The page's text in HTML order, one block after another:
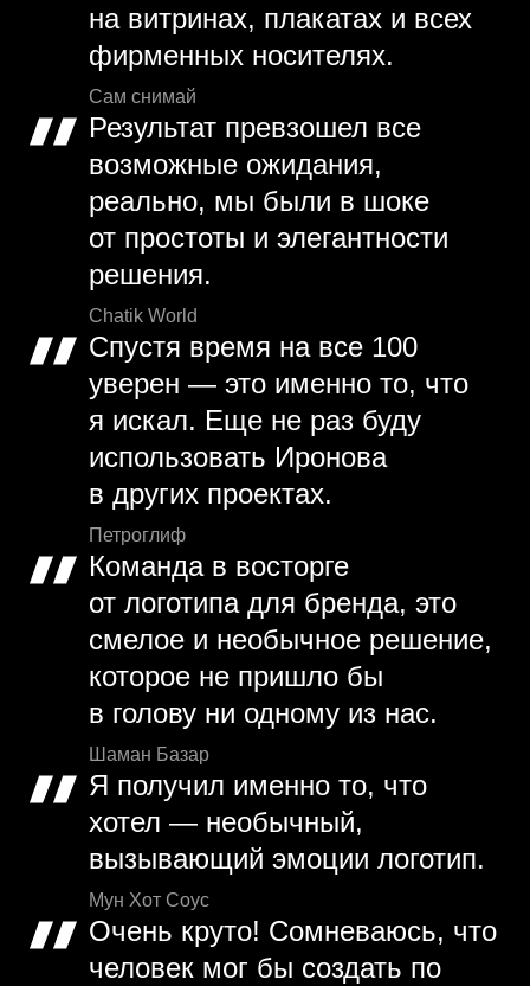
на витринах, плакатах и всех
фирменных носителях.
Сам снимай
Результат превзошел все
возможные ожидания,
реально, мы были в шоке
от простоты и элегантности
решения.
Chatik World
Спустя время на все 100
уверен — это именно то, что
я искал. Еще не раз буду
использовать Иронова
в других проектах.
Петроглиф
Команда в восторге
от логотипа для бренда, это
смелое и необычное решение,
которое не пришло бы
в голову ни одному из нас.
Шаман Базар
Я получил именно то, что
хотел — необычный,
вызывающий эмоции логотип.
Мун Хот Соус
Очень круто! Сомневаюсь, что
человек мог бы создать по